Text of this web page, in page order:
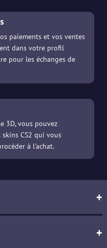
paiements et vos ventes
dans votre profil
pour les échanges de
3D, vous pouvez
CS2 qui vous
à l'achat.
+
+